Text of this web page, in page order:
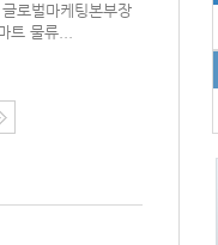
로벌마케팅본부장
물류...
)맥스피드
| India